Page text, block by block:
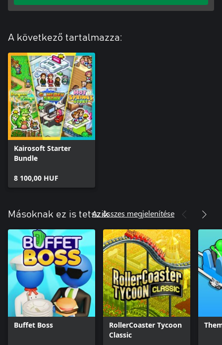
A következő tartalmazza:
Kairosoft Starter
Bundle
8 100,00 HUF
Másoknak ez is tetszikAz összes megjelenítése
Buffet Boss
RollerCoaster Tycoon
Classic